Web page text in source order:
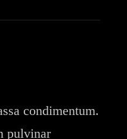
condimentum.
pulvinar